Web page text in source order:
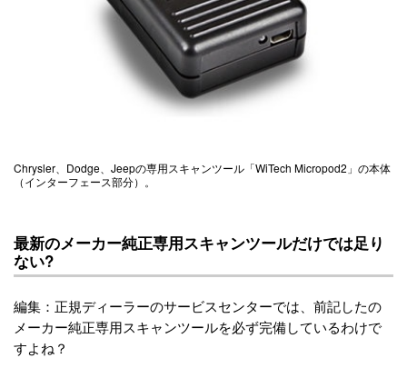
Chrysler、Dodge、Jeepの専用スキャンツール「WiTech Micropod2」の本体
（インターフェース部分）。
最新のメーカー純正専用スキャンツールだけでは足り
ない?
編集：正規ディーラーのサービスセンターでは、前記したの
メーカー純正専用スキャンツールを必ず完備しているわけで
すよね？